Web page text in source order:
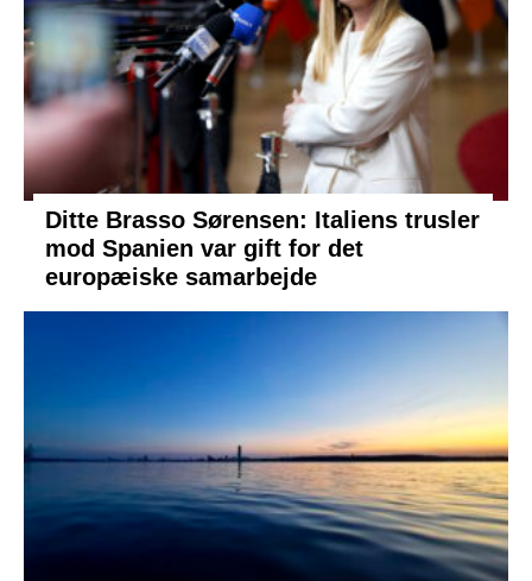
Ditte Brasso Sørensen: Italiens trusler
mod Spanien var gift for det
europæiske samarbejde